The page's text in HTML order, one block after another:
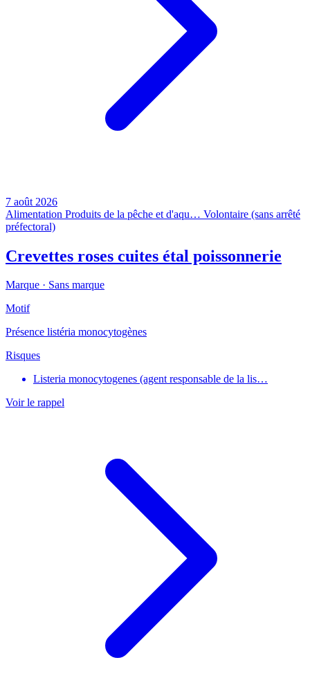
7 août 2026
Alimentation Produits de la pêche et d'aqu… Volontaire (sans arrêté
préfectoral)
Crevettes roses cuites étal poissonnerie
Marque · Sans marque
Motif
Présence listéria monocytogènes
Risques
Listeria monocytogenes (agent responsable de la lis…
Voir le rappel